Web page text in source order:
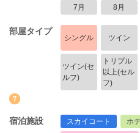
7月 8月
部屋タイプ
シングル ツイン
ツイン(セ
ルフ)
トリプル
以上(セル
フ)
宿泊施設 スカイコート
ホ